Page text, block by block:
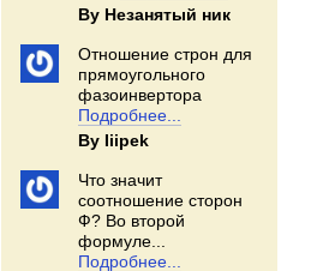
By Незанятый ник
Отношение строн для
прямоугольного
фазоинвертора
Подробнее...
By Iiipek
Что значит
соотношение сторон
Ф? Во второй
формуле...
Подробнее...